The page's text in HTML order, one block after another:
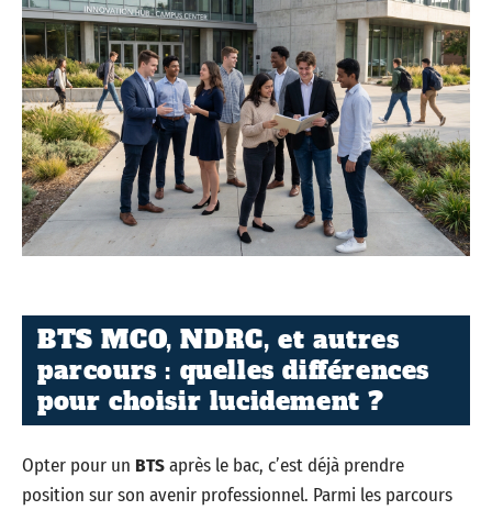
BTS MCO, NDRC, et autres
parcours : quelles différences
pour choisir lucidement ?
Opter pour un BTSaprès le bac, c’est déjà prendre
position sur son avenir professionnel. Parmi les parcours